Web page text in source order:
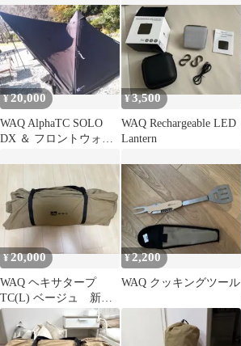
¥20,000
WAQ AlphaTC SOLO
DX ＆ フロントウォー
¥3,500
WAQ Rechargeable LED
Lantern
¥20,000
WAQ ヘキサタープ
TC(L) ベージュ 新品
未使用
¥2,200
WAQ クッキングツール